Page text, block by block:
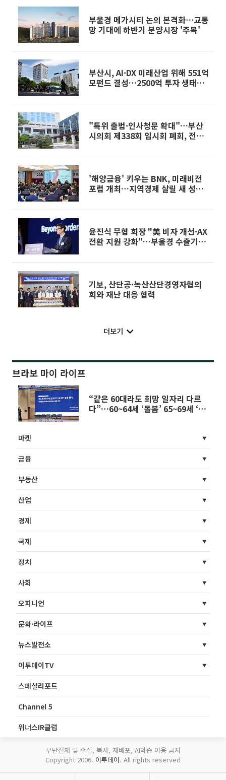
부울경 메가시티 논의 본격화⋯교통
망 기대에 하반기 분양시장 '주목'
부산시, AI·DX 미래산업 위해 551억
모펀드 결성…2500억 투자 생태계
"특위 출범·인사청문 확대"…부산
시의회 제338회 임시회 폐회, 전반
'해양금융' 키우는 BNK, 미래비전
포럼 개최…지역경제 살릴 새 성장
윤진식 무협 회장 "美 비자 개선·AX
전환 지원 강화"…부울경 수출기업
기보, 산단공·녹산산단경영자협의
회와 재난 대응 협력
더보기
브라보 마이 라이프
“같은 60대라도 희망 일자리 다르
다”…60~64세 ‘돌봄’ 65~69세 ‘매
마켓
금융
부동산
산업
경제
국제
정치
사회
오피니언
문화·라이프
뉴스발전소
이투데이TV
스페셜리포트
Channel 5
위너스IR클럽
무단전재 및 수집, 복사, 재배포, AI학습 이용 금지
Copyright 2006. 이투데이. All rights reserved